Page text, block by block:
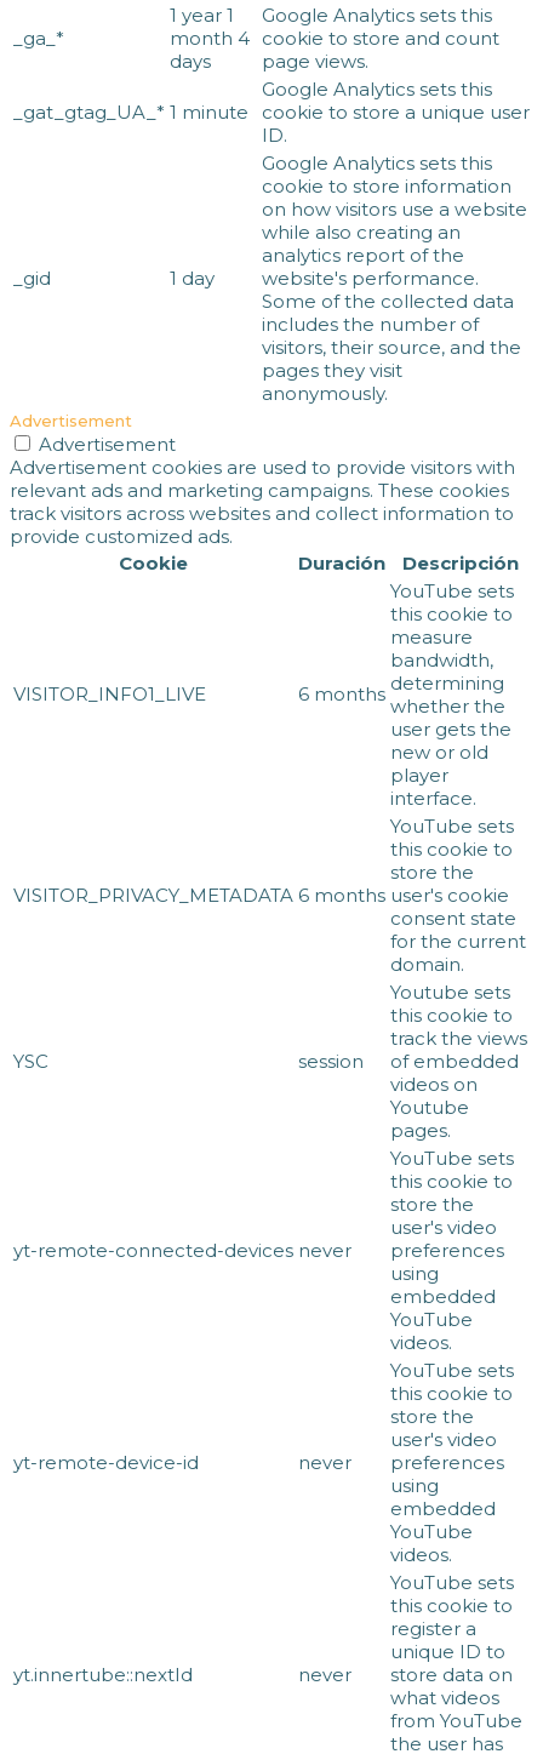
_ga_*
1 year 1
month 4
days
Google Analytics sets this
cookie to store and count
page views.
_gat_gtag_UA_* 1 minute
Google Analytics sets this
cookie to store a unique user
ID.
_gid 1 day
Google Analytics sets this
cookie to store information
on how visitors use a website
while also creating an
analytics report of the
website's performance.
Some of the collected data
includes the number of
visitors, their source, and the
pages they visit
anonymously.
Advertisement
Advertisement
Advertisement cookies are used to provide visitors with
relevant ads and marketing campaigns. These cookies
track visitors across websites and collect information to
provide customized ads.
Cookie
Duración Descripción
VISITOR_INFO1_LIVE 6 months
YouTube sets
this cookie to
measure
bandwidth,
determining
whether the
user gets the
new or old
player
interface.
VISITOR_PRIVACY_METADATA 6 months
YouTube sets
this cookie to
store the
user's cookie
consent state
for the current
domain.
YSC session
Youtube sets
this cookie to
track the views
of embedded
videos on
Youtube
pages.
yt-remote-connected-devices never
YouTube sets
this cookie to
store the
user's video
preferences
using
embedded
YouTube
videos.
yt-remote-device-id never
YouTube sets
this cookie to
store the
user's video
preferences
using
embedded
YouTube
videos.
yt.innertube::nextId never
YouTube sets
this cookie to
register a
unique ID to
store data on
what videos
from YouTube
the user has